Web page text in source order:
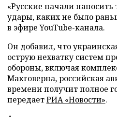
«Русские начали
удары, каких не было
в эфире YouTube-канала.
Он добавил, что
острую нехватку систем
обороны, включая
Макговерна, российская
времени получит полное
передаетРИА «Новости».